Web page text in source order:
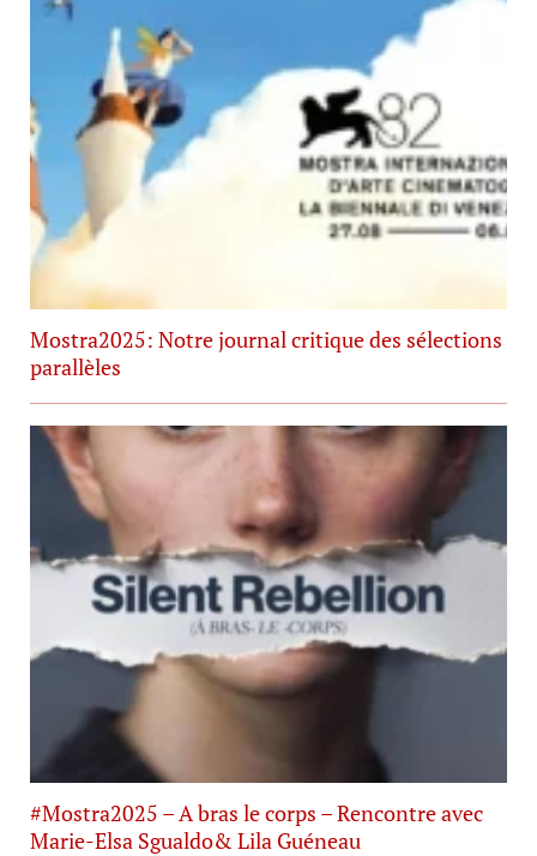
Mostra2025: Notre journal critique des sélections
parallèles
#Mostra2025 – A bras le corps – Rencontre avec
Marie-Elsa Sgualdo& Lila Guéneau